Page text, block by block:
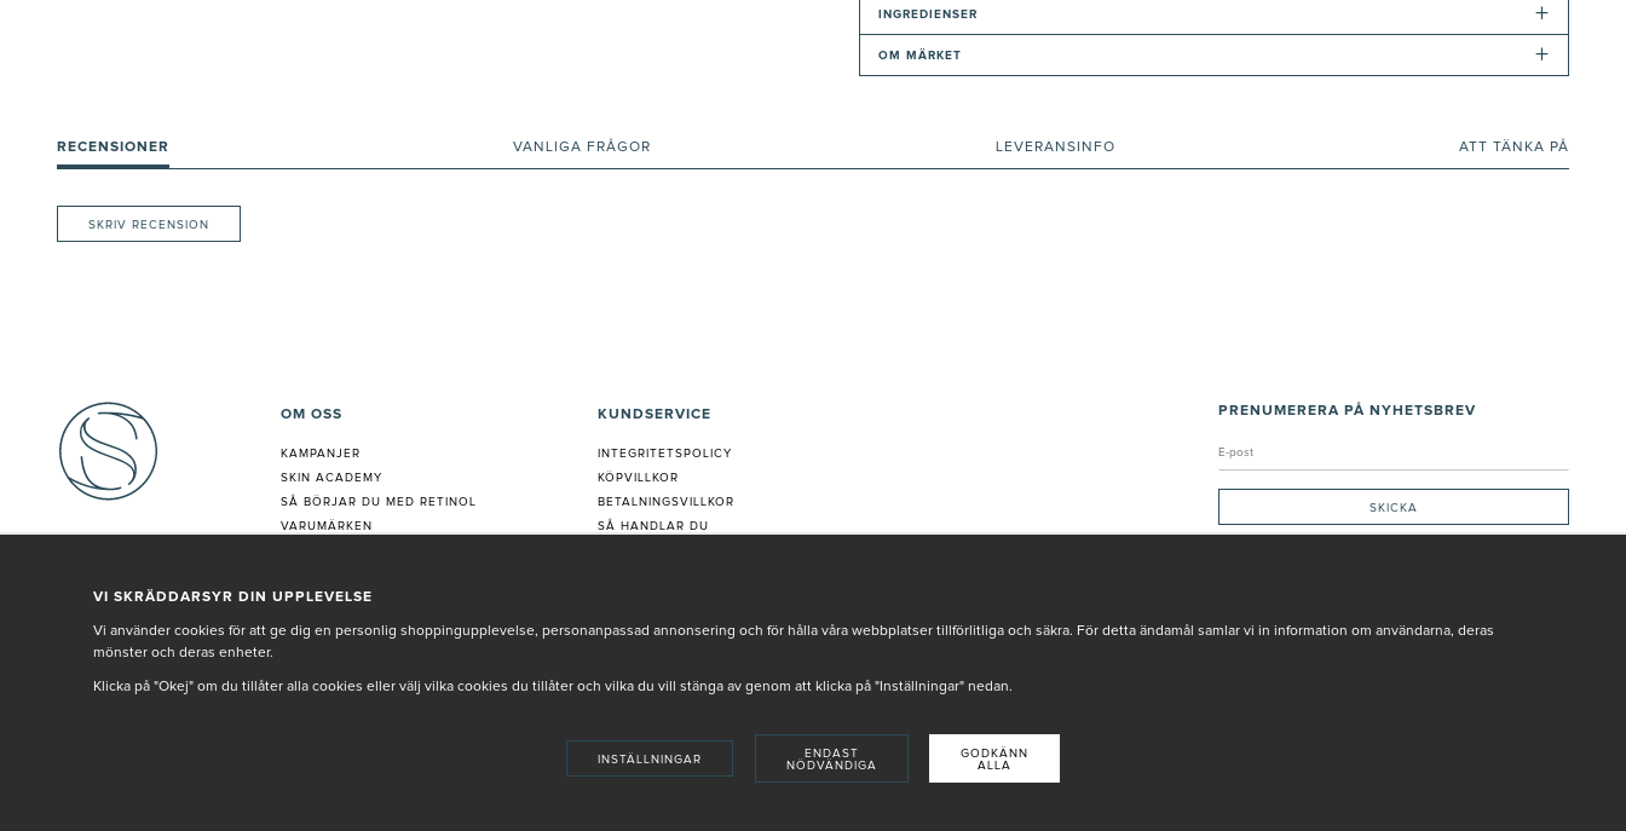
INGREDIENSER +
OM MÄRKET +
RECENSIONER VANLIGA FRÅGOR LEVERANSINFO ATT TÄNKA PÅ
SKRIV RECENSION
OM OSS
KAMPANJER
SKIN ACADEMY
SÅ BÖRJAR DU MED RETINOL
VARUMÄRKEN
VÅR PERSONAL
KUNDSERVICE
INTEGRITETSPOLICY
KÖPVILLKOR
BETALNINGSVILLKOR
SÅ HANDLAR DU
REKLAMATION
PRENUMERERA PÅ NYHETSBREV
VI SKRÄDDARSYR DIN UPPLEVELSE
Vi använder cookies för att ge dig en personlig shoppingupplevelse, personanpassad annonsering och för hålla våra webbplatser tillförlitliga och säkra. För detta ändamål samlar vi in information om användarna, deras
mönster och deras enheter.
Klicka på "Okej" om du tillåter alla cookies eller välj vilka cookies du tillåter och vilka du vill stänga av genom att klicka på "Inställningar" nedan.
INSTÄLLNINGAR
ENDAST
NÖDVÄNDIGA
GODKÄNN
ALLA